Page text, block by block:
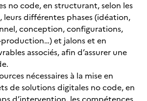
no code, en structurant, selon les
leurs différentes phases (idéation,
conception, configurations,
et jalons et en
associés, afin d’assurer une
nécessaires à la mise en
de solutions digitales no code, en